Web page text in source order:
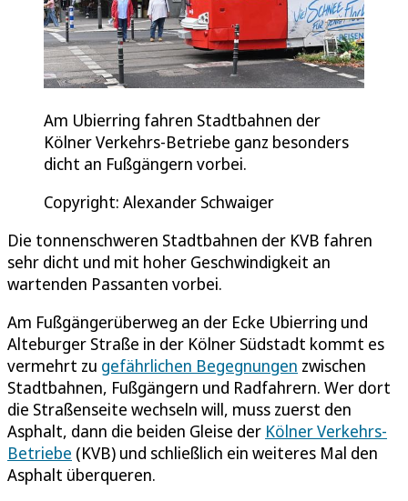
Am Ubierring fahren Stadtbahnen der
Kölner Verkehrs-Betriebe ganz besonders
dicht an Fußgängern vorbei.
Copyright: Alexander Schwaiger
Die tonnenschweren Stadtbahnen der KVB fahren
sehr dicht und mit hoher Geschwindigkeit an
wartenden Passanten vorbei.
Am Fußgängerüberweg an der Ecke Ubierring und
Alteburger Straße in der Kölner Südstadt kommt es
vermehrt zu gefährlichen Begegnungen zwischen
Stadtbahnen, Fußgängern und Radfahrern. Wer dort
die Straßenseite wechseln will, muss zuerst den
Asphalt, dann die beiden Gleise der Kölner Verkehrs-
Betriebe (KVB) und schließlich ein weiteres Mal den
Asphalt überqueren.